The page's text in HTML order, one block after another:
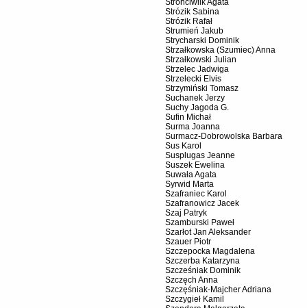
Stronciwilk Agata
Strózik Sabina
Strózik Rafał
Strumień Jakub
Strycharski Dominik
Strzałkowska (Szumiec) Anna
Strzałkowski Julian
Strzelec Jadwiga
Strzelecki Elvis
Strzymiński Tomasz
Suchanek Jerzy
Suchy Jagoda G.
Sufin Michał
Surma Joanna
Surmacz-Dobrowolska Barbara
Sus Karol
Susplugas Jeanne
Suszek Ewelina
Suwała Agata
Syrwid Marta
Szafraniec Karol
Szafranowicz Jacek
Szaj Patryk
Szamburski Paweł
Szarłot Jan Aleksander
Szauer Piotr
Szczepocka Magdalena
Szczerba Katarzyna
Szcześniak Dominik
Szczęch Anna
Szczęśniak-Majcher Adriana
Szczygieł Kamil